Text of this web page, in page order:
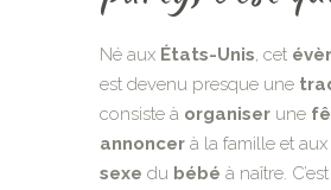
Né aux États-Unis, cet
est devenu presque une
consiste à organiser une
annoncer à la famille et
sexe du bébé à naître.